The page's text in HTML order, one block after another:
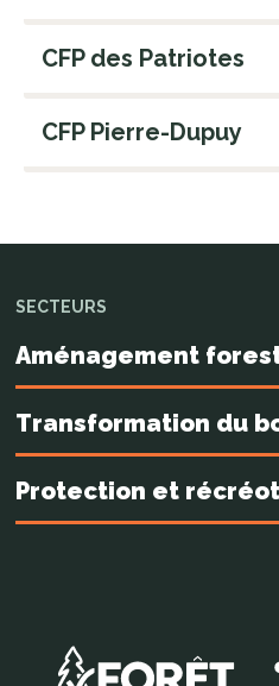
CFP des Patriotes
CFP Pierre-Dupuy
SECTEURS
Aménagement
Transformation du
Protection et